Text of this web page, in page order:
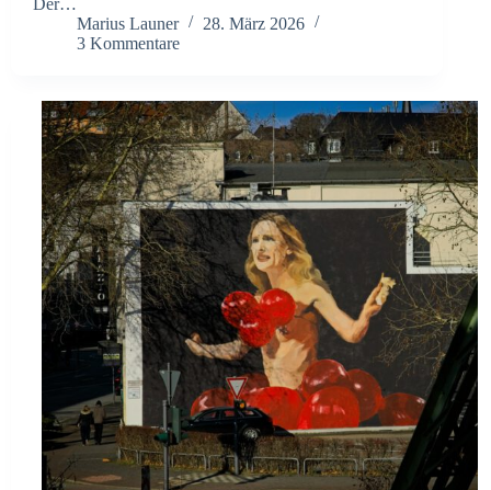
Der…
Marius Launer
28. März 2026
3 Kommentare